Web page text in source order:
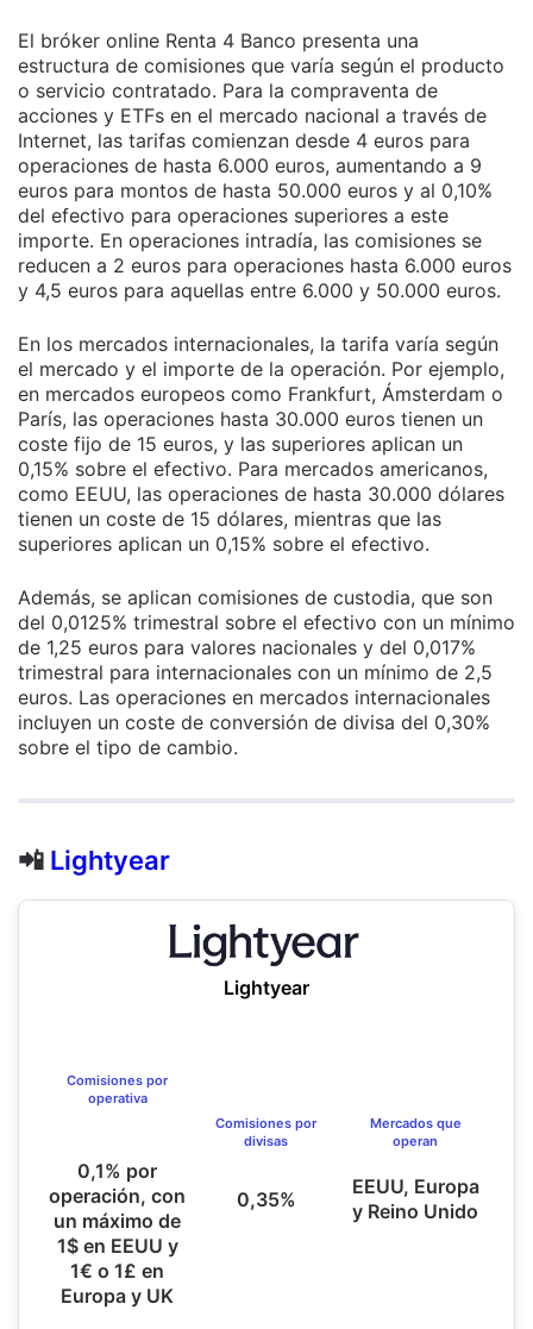
El bróker online Renta 4 Banco presenta una
estructura de comisiones que varía según el producto
o servicio contratado. Para la compraventa de
acciones y ETFs en el mercado nacional a través de
Internet, las tarifas comienzan desde 4 euros para
operaciones de hasta 6.000 euros, aumentando a 9
euros para montos de hasta 50.000 euros y al 0,10%
del efectivo para operaciones superiores a este
importe. En operaciones intradía, las comisiones se
reducen a 2 euros para operaciones hasta 6.000 euros
y 4,5 euros para aquellas entre 6.000 y 50.000 euros.
En los mercados internacionales, la tarifa varía según
el mercado y el importe de la operación. Por ejemplo,
en mercados europeos como Frankfurt, Ámsterdam o
París, las operaciones hasta 30.000 euros tienen un
coste fijo de 15 euros, y las superiores aplican un
0,15% sobre el efectivo. Para mercados americanos,
como EEUU, las operaciones de hasta 30.000 dólares
tienen un coste de 15 dólares, mientras que las
superiores aplican un 0,15% sobre el efectivo.
Además, se aplican comisiones de custodia, que son
del 0,0125% trimestral sobre el efectivo con un mínimo
de 1,25 euros para valores nacionales y del 0,017%
trimestral para internacionales con un mínimo de 2,5
euros. Las operaciones en mercados internacionales
incluyen un coste de conversión de divisa del 0,30%
sobre el tipo de cambio.
📲 Lightyear
Lightyear
Comisiones por
operativa
0,1% por
operación, con
un máximo de
1$ en EEUU y
1€ o 1£ en
Europa y UK
Comisiones por
divisas
0,35%
Mercados que
operan
EEUU, Europa
y Reino Unido